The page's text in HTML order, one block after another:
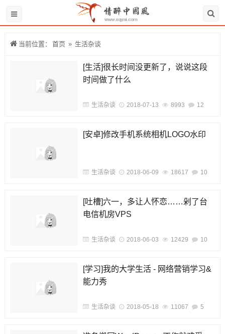
当前位置： 首页 » 生活杂谈
[生活]很长时间没更新了，说说这段
时间做了什么
生活杂谈 2018-07-13 8993 12
[安卓]修改手机系统相机LOGO水印
生活杂谈 2018-06-09 18617 10
[吐槽]六一，多让人怀恋……剁了台
电信机房VPS
生活杂谈 2018-06-03 12429 10
[学习]我的大学生活 - 网络营销学习&
能力秀
生活杂谈 2018-05-18 11067 5